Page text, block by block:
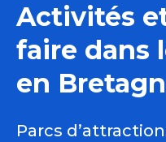
Activités
faire dans
en
Parcs